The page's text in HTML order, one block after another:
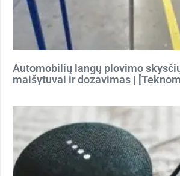
Automobilių langų plovimo
maišytuvai ir dozavimas |